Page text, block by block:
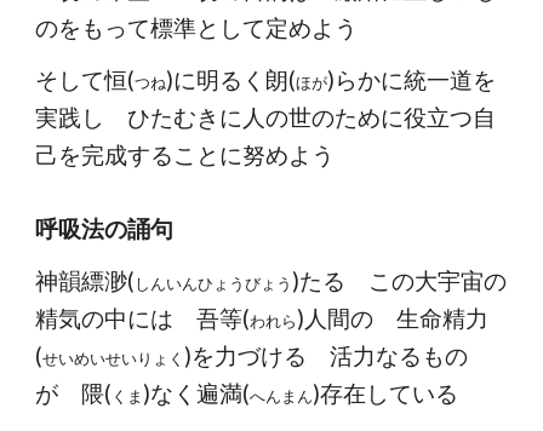
のをもって標準として定めよう
そして恒(つね)に明るく朗(ほが)らかに統一道を
実践し ひたむきに人の世のために役立つ自
己を完成することに努めよう
呼吸法の誦句
神韻縹渺(しんいんひょうびょう )たる この大宇宙の
精気の中には 吾等(われら)人間の 生命精力
(せいめいせいりょく )を力づける 活力なるもの
が 隈( くま )なく遍満(へんまん)存在している